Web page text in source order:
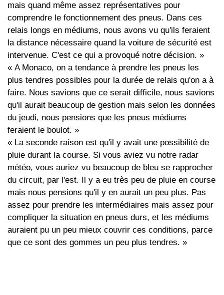
mais quand même assez représentatives pour
comprendre le fonctionnement des pneus. Dans ces
relais longs en médiums, nous avons vu qu'ils feraient
la distance nécessaire quand la voiture de sécurité est
intervenue. C'est ce qui a provoqué notre décision. »
« A Monaco, on a tendance à prendre les pneus les
plus tendres possibles pour la durée de relais qu'on a à
faire. Nous savions que ce serait difficile, nous savions
qu'il aurait beaucoup de gestion mais selon les données
du jeudi, nous pensions que les pneus médiums
feraient le boulot. »
« La seconde raison est qu'il y avait une possibilité de
pluie durant la course. Si vous aviez vu notre radar
météo, vous auriez vu beaucoup de bleu se rapprocher
du circuit, par l'est. Il y a eu très peu de pluie en course
mais nous pensions qu'il y en aurait un peu plus. Pas
assez pour prendre les intermédiaires mais assez pour
compliquer la situation en pneus durs, et les médiums
auraient pu un peu mieux couvrir ces conditions, parce
que ce sont des gommes un peu plus tendres. »